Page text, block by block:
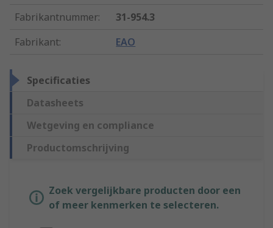
Fabrikantnummer:
31-954.3
Fabrikant: EAO
Specificaties
Datasheets
Wetgeving en compliance
Productomschrijving
Zoek vergelijkbare producten door een
of meer kenmerken te selecteren.